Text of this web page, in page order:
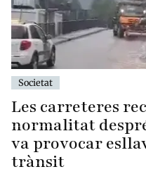
Societat
Les carreteres
normalitat
va provocar
trànsit